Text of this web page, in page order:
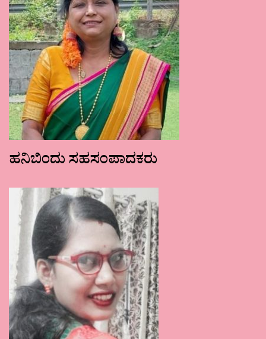
ಹನಿಬಿಂದು ಸಹಸಂಪಾದಕರು